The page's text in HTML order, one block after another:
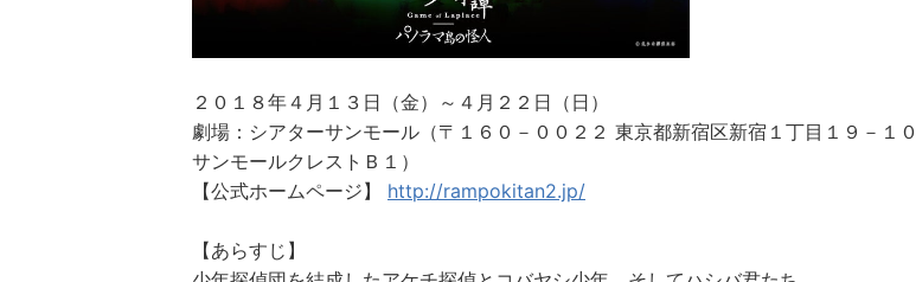
２０１８年４月１３日（金）～４月２２日（日）
劇場：シアターサンモール（〒１６０－００２２ 東京都新宿区新宿１丁目１９－１０
サンモールクレストＢ１）
【公式ホームページ】 http://rampokitan2.jp/
【あらすじ】